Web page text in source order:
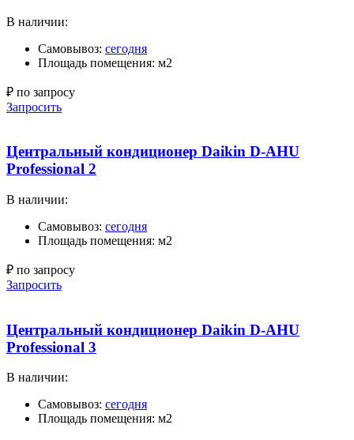
В наличии:
Самовывоз: сегодня
Площадь помещения: м2
₽ по запросу
Запросить
Центральный кондиционер Daikin D-AHU
Professional 2
В наличии:
Самовывоз: сегодня
Площадь помещения: м2
₽ по запросу
Запросить
Центральный кондиционер Daikin D-AHU
Professional 3
В наличии:
Самовывоз: сегодня
Площадь помещения: м2